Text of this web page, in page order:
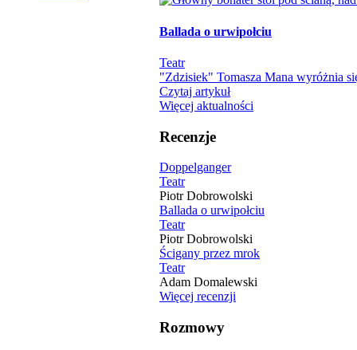
Ballada o urwipołciu
Teatr
"Zdzisiek" Tomasza Mana wyróżnia
Czytaj artykuł
Więcej aktualności
Recenzje
Doppelganger
Teatr
Piotr Dobrowolski
Ballada o urwipołciu
Teatr
Piotr Dobrowolski
Ścigany przez mrok
Teatr
Adam Domalewski
Więcej recenzji
Rozmowy